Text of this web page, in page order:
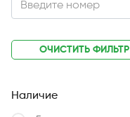
ОЧИСТИТЬ ФИЛЬТР
Наличие